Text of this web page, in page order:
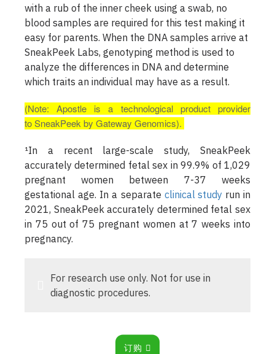
with a rub of the inner cheek using a swab, no
blood samples are required for this test making it
easy for parents. When the DNA samples arrive at
SneakPeek Labs, genotyping method is used to
analyze the differences in DNA and determine
which traits an individual may have as a result.
(Note: Apostle is a technological product provider
toSneakPeek by Gateway Genomics).
¹In a recent large-scale study, SneakPeek
accurately determined fetal sex in 99.9% of 1,029
pregnant women between 7-37 weeks
gestational age. In a separate clinical study run in
2021, SneakPeek accurately determined fetal sex
in 75 out of 75 pregnant women at 7 weeks into
pregnancy.
For research use only. Not for use in
diagnostic procedures.
订购